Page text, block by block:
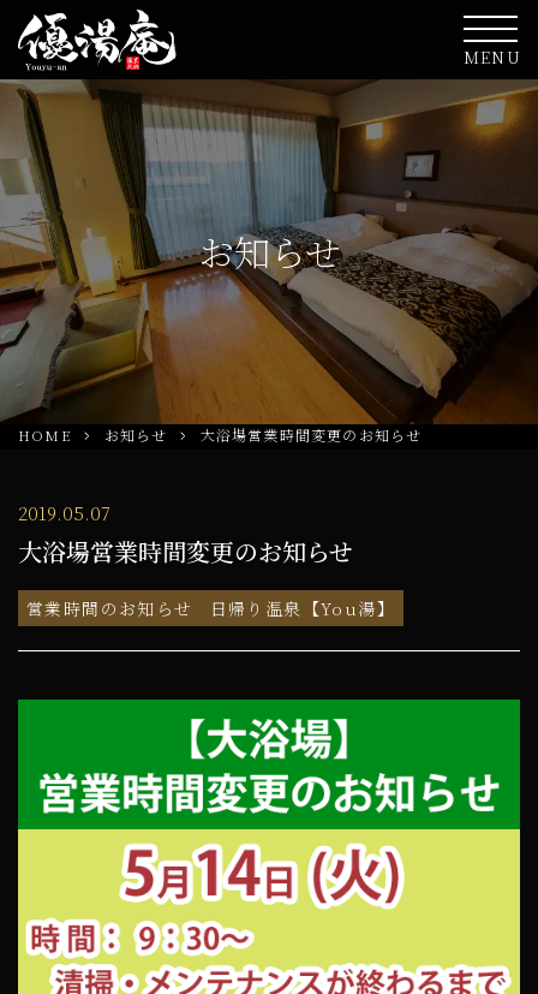
MENU
お知らせ
HOME お知らせ 大浴場営業時間変更のお知らせ
2019.05.07
大浴場営業時間変更のお知らせ
営業時間のお知らせ 日帰り温泉【You湯】